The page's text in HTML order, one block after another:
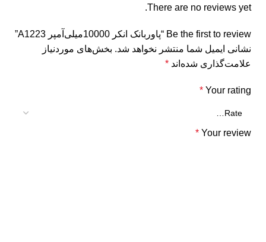
There are no reviews yet.
Be the first to review “پاوربانک انکر 10000‌میلی‌آمپر A1223”
نشانی ایمیل شما منتشر نخواهد شد. بخش‌های موردنیاز
علامت‌گذاری شده‌اند *
Your rating
*
Your review
*